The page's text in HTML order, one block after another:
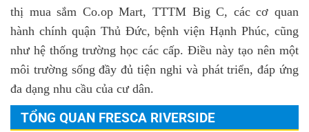
thị mua sắm Co.op Mart, TTTM Big C, các cơ quan
hành chính quận Thủ Đức, bệnh viện Hạnh Phúc, cũng
như hệ thống trường học các cấp. Điều này tạo nên một
môi trường sống đầy đủ tiện nghi và phát triển, đáp ứng
đa dạng nhu cầu của cư dân.
TỔNG QUAN FRESCA RIVERSIDE